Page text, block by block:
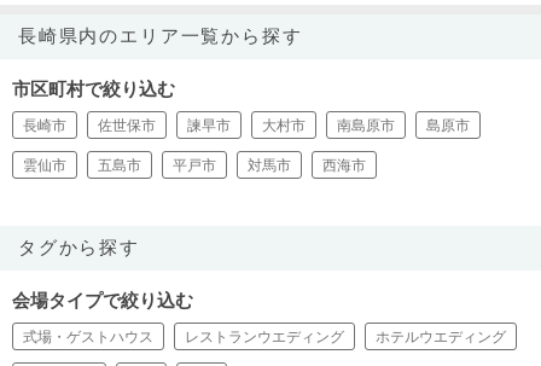
長崎県内のエリア一覧から探す
市区町村で絞り込む
長崎市 佐世保市 諫早市 大村市 南島原市 島原市
雲仙市 五島市 平戸市 対馬市 西海市
タグから探す
会場タイプで絞り込む
式場・ゲストハウス レストランウエディング ホテルウエディング